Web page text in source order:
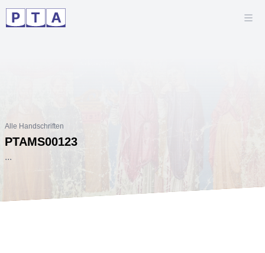
Alle Handschriften
PTAMS00123
...